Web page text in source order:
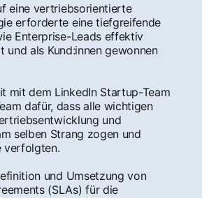
eine vertriebsorientierte
erforderte eine tiefgreifende
Enterprise-Leads effektiv
als Kund:innen gewonnen
mit dem LinkedIn Startup-Team
dafür, dass alle wichtigen
und
selben Strang zogen und
verfolgten.
und Umsetzung von
(SLAs) für die